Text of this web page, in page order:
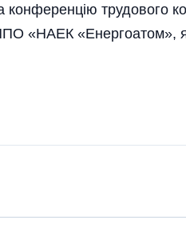
конференцію трудового
«НАЕК «Енергоатом»,